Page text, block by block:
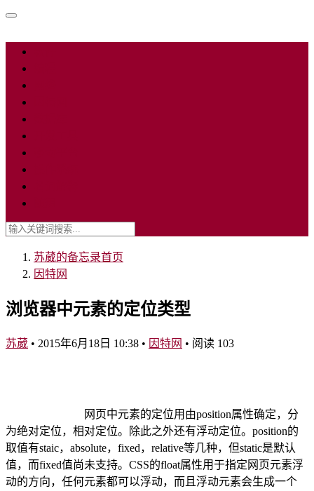
苏葳的备忘录首页
因特网
浏览器中元素的定位类型
苏葳 • 2015年6月18日 10:38 • 因特网 • 阅读 103
网页中元素的定位用由position属性确定，分
为绝对定位，相对定位。除此之外还有浮动定位。position的
取值有staic，absolute，fixed，relative等几种，但static是默认
值，而fixed值尚未支持。CSS的float属性用于指定网页元素浮
动的方向，任何元素都可以浮动，而且浮动元素会生成一个